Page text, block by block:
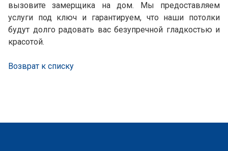
вызовите замерщика на дом. Мы предоставляем
услуги под ключ и гарантируем, что наши потолки
будут долго радовать вас безупречной гладкостью и
красотой.
Возврат к списку